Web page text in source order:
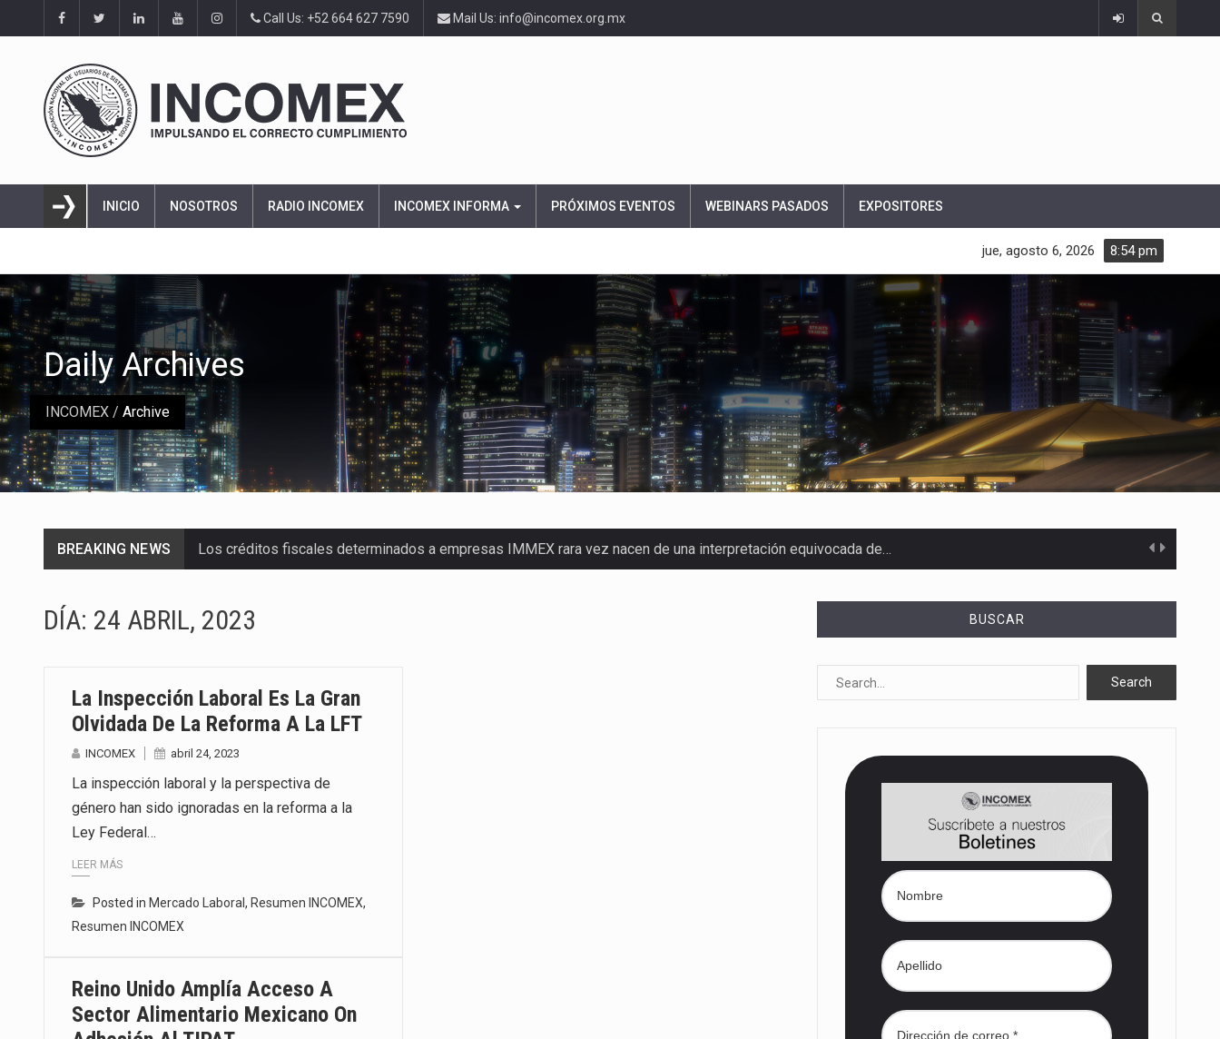
Call Us: +52 664 627 7590 Mail Us: info@incomex.org.mx
INICIO NOSOTROS RADIO INCOMEX INCOMEX INFORMA PRÓXIMOS EVENTOS WEBINARS PASADOS EXPOSITORES
8:54 pm
jue, agosto 6, 2026
INCOMEX / Archive
Daily Archives
BREAKING NEWS Los créditos fiscales determinados a empresas IMMEX rara vez nacen de una interpretación equivocada de…
La inversión fija bruta en México registró un aumento de 1.1% interanual en mayo de…
El Departamento de Agricultura de Estados Unidos (USDA) suspendió el 5 de agosto de 2026…
El derecho a la previsibilidad de los horarios de trabajo en turnos rotativos podría ser…
La industria manufacturera de exportación afiliada a Index en Nuevo León ha alcanzado hasta 10%…
Las métricas tradicionales de los parques industriales —absorción, ocupación y metros cuadrados desarrollados— resultan insuficientes…
DÍA: 24 ABRIL, 2023
La Inspección Laboral Es La Gran
Olvidada De La Reforma A La LFT
INCOMEX abril 24, 2023
La inspección laboral y la perspectiva de
género han sido ignoradas en la reforma a la
Ley Federal…
LEER MÁS
Posted in Mercado Laboral, Resumen INCOMEX,
Resumen INCOMEX
Reino Unido Amplía Acceso A
Sector Alimentario Mexicano On
BUSCAR